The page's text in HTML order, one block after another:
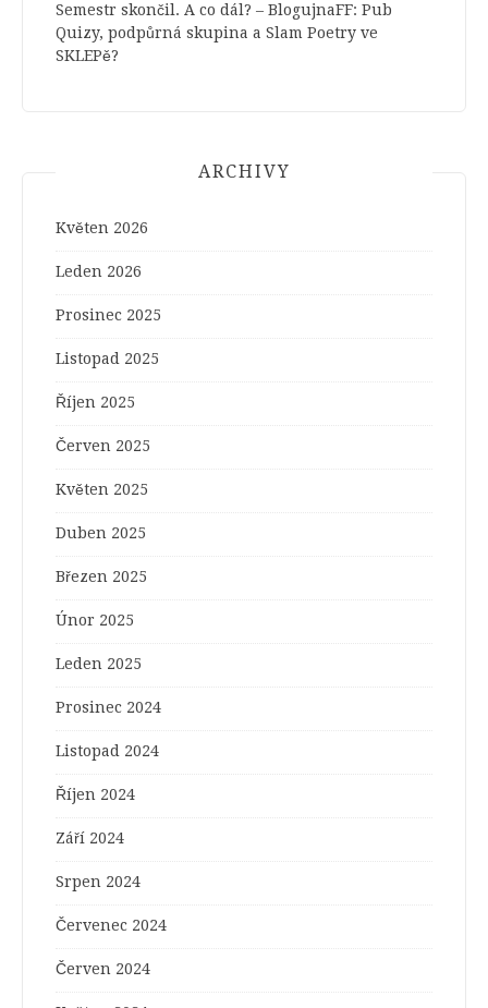
Semestr skončil. A co dál? – BlogujnaFF: Pub
Quizy, podpůrná skupina a Slam Poetry ve
SKLEPě?
ARCHIVY
Květen 2026
Leden 2026
Prosinec 2025
Listopad 2025
Říjen 2025
Červen 2025
Květen 2025
Duben 2025
Březen 2025
Únor 2025
Leden 2025
Prosinec 2024
Listopad 2024
Říjen 2024
Září 2024
Srpen 2024
Červenec 2024
Červen 2024